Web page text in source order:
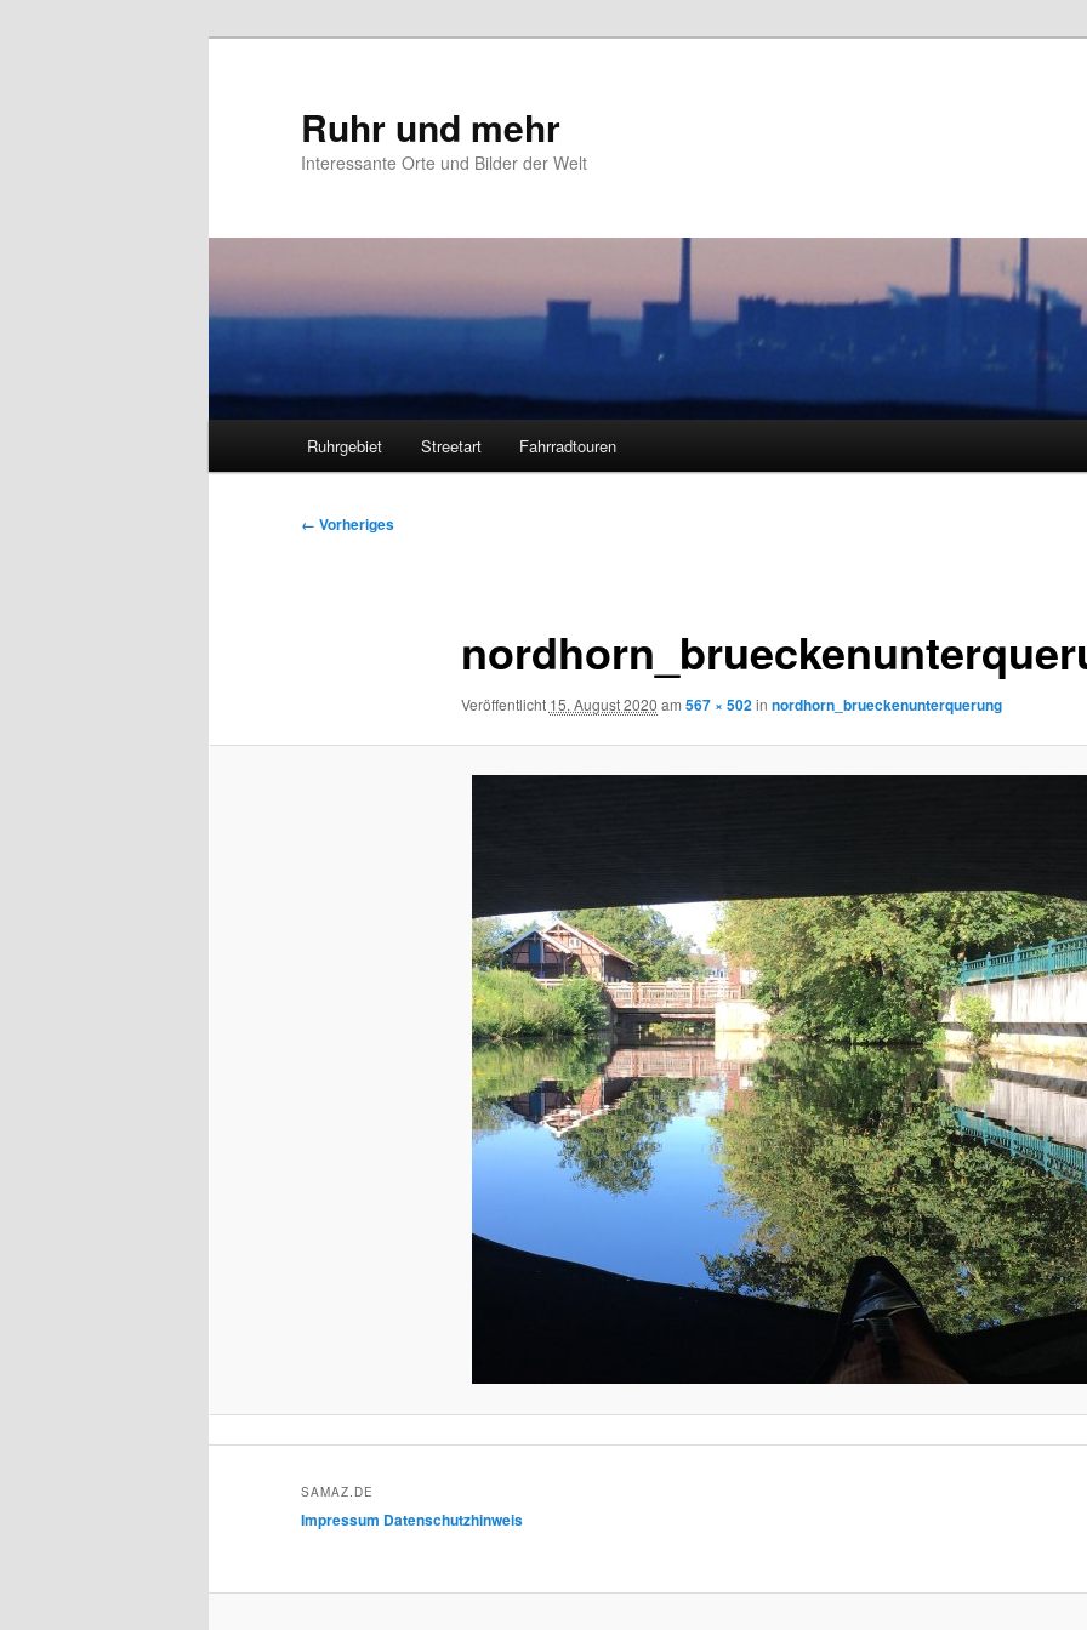
Ruhr und mehr
Interessante Orte und Bilder der Welt
Ruhrgebiet Streetart Fahrradtouren
Bilder-
← Vorheriges
Veröffentlicht 15. August 2020 am 567 × 502in nordhorn_brueckenunterquerung
SAMAZ.DE
Impressum Datenschutzhinweis